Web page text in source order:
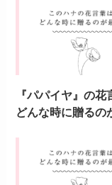
『パパイヤ』の花
どんな時に贈るの